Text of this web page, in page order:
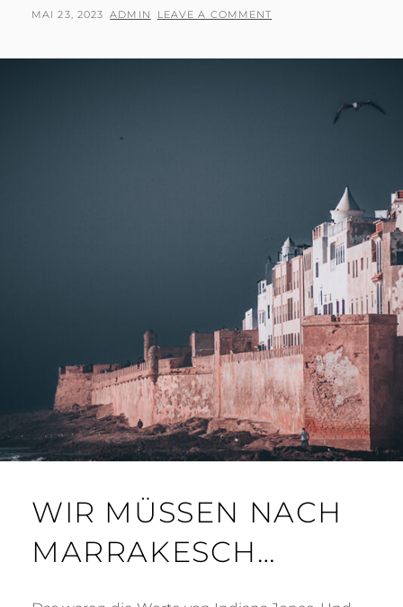
BITTE…
POSTED
MAI 23, 2023 BY
ADMIN LEAVE A COMMENT
WIR MÜSSEN NACH
MARRAKESCH…